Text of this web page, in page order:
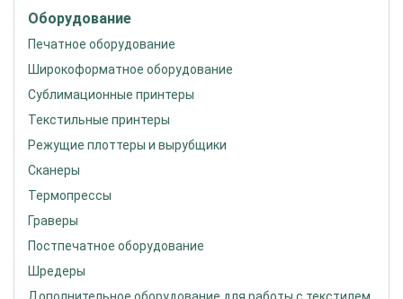
Оборудование
Печатное оборудование
Широкоформатное оборудование
Сублимационные принтеры
Текстильные принтеры
Режущие плоттеры и вырубщики
Сканеры
Термопрессы
Граверы
Постпечатное оборудование
Шредеры